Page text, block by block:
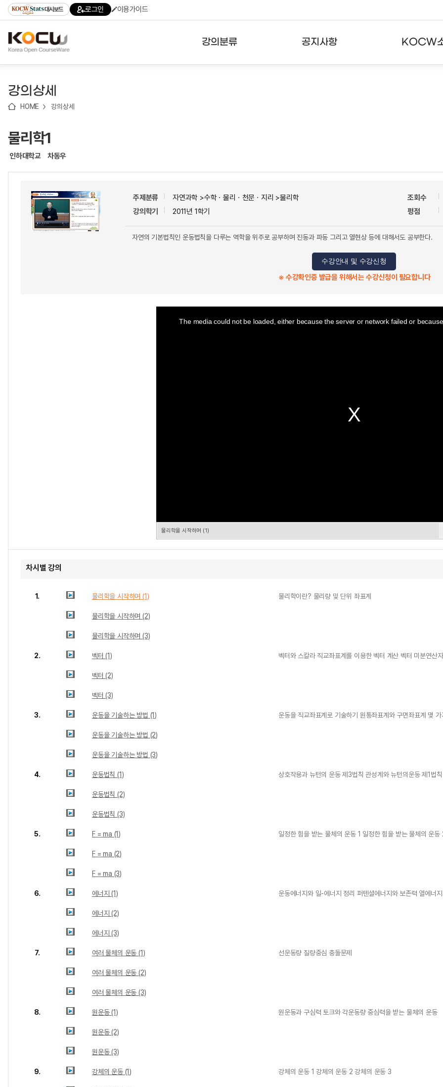
기
기
기
content)
가
대시보드 로그인 이용가이드
강의분류 공지사항 KOCW
강의상세
HOME 강의상세
물리학1
인하대학교 차동우
주제분류
자연과학 >수학ㆍ물리ㆍ천문ㆍ지리 >물리학
강의학기
2011년 1학기
조회수
평점
자연의 기본법칙인 운동법칙을 다루는 역학을 위주로 공부하며 진동과 파동 그리고 열현상 등에 대해서도 공부한다.
수강안내 및 수강신청
※ 수강확인증 발급을 위해서는 수강신청이 필요합니다
The media could not be loaded, either because the server or network failed or
물리학을 시작하며 (1)
차시별 강의
1. 물리학을 시작하며 (1) 물리학이란? 물리량 및 단위 좌표계
물리학을 시작하며 (2)
물리학을 시작하며 (3)
2. 벡터 (1) 벡터와 스칼라 직교좌표계를 이용한 벡터 계산 벡터 미분연산자
벡터 (2)
벡터 (3)
3. 운동을 기술하는 방법 (1) 운동을 직교좌표계로 기술하기 원통좌표계와 구면좌표계 몇
운동을 기술하는 방법 (2)
운동을 기술하는 방법 (3)
4. 운동법칙 (1) 상호작용과 뉴턴의 운동 제3법칙 관성계와 뉴턴의운동 제1법
운동법칙 (2)
운동법칙 (3)
5. F = ma (1) 일정한 힘을 받는 물체의 운동 1 일정한 힘을 받는 물체의 운
F = ma (2)
F = ma (3)
6. 에너지 (1) 운동에너지와 일-에너지 정리 퍼텐셜에너지와 보존력 열에너
에너지 (2)
에너지 (3)
7. 여러 물체의 운동 (1) 선운동량 질량중심 충돌문제
여러 물체의 운동 (2)
여러 물체의 운동 (3)
8. 원운동 (1) 원운동과 구심력 토크와 각운동량 중심력을 받는 물체의 운동
원운동 (2)
원운동 (3)
9. 강체의 운동 (1) 강체의 운동 1 강체의 운동 2 강체의 운동 3